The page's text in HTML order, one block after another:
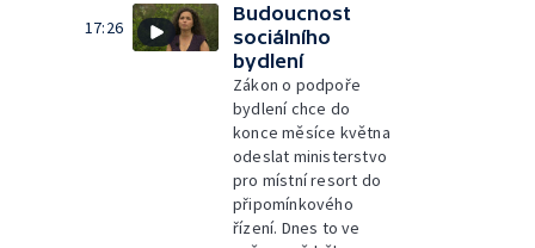
17:26
Budoucnost
sociálního
bydlení
Zákon o podpoře
bydlení chce do
konce měsíce května
odeslat ministerstvo
pro místní resort do
připomínkového
řízení. Dnes to ve